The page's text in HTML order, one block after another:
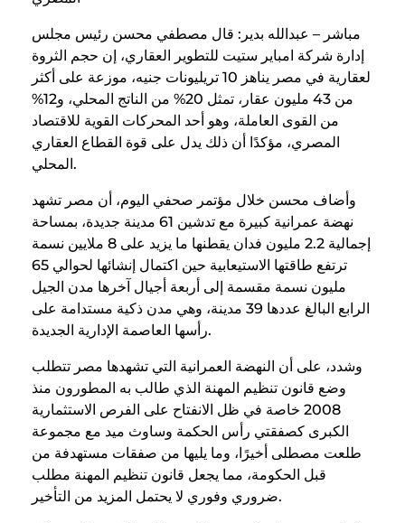
مباشر – عبدالله بدير: قال مصطفي محسن رئيس مجلس
إدارة شركة امباير ستيت للتطوير العقاري، إن حجم الثروة
لعقارية في مصر يناهز 10 تريليونات جنيه، موزعة على أكثر
من 43 مليون عقار، تمثل 20% من الناتج المحلي، و12%
من القوى العاملة، وهو أحد المحركات القوية للاقتصاد
المصري، مؤكدًا أن ذلك يدل على قوة القطاع العقاري
المحلي.
وأضاف محسن خلال مؤتمر صحفي اليوم، أن مصر تشهد
نهضة عمرانية كبيرة مع تدشين 61 مدينة جديدة، بمساحة
إجمالية 2.2 مليون فدان يقطنها ما يزيد على 8 ملايين نسمة
ترتفع طاقتها الاستيعابية حين اكتمال إنشائها لحوالي 65
مليون نسمة مقسمة إلى أربعة أجيال آخرها مدن الجيل
الرابع البالغ عددها 39 مدينة، وهي مدن ذكية مستدامة على
رأسها العاصمة الإدارية الجديدة.
وشدد، على أن النهضة العمرانية التي تشهدها مصر تتطلب
وضع قانون تنظيم المهنة الذي طالب به المطورون منذ
2008 خاصة في ظل الانفتاح على الفرص الاستثمارية
الكبرى كصفقتي رأس الحكمة وساوث ميد مع مجموعة
طلعت مصطلى أخيرًا، وما يليها من صفقات مستهدفة من
قبل الحكومة، مما يجعل قانون تنظيم المهنة مطلب
ضروري وفوري لا يحتمل المزيد من التأخير.